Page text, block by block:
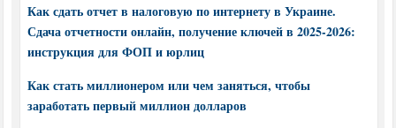
Как сдать отчет в налоговую по интернету в Украине.
Сдача отчетности онлайн, получение ключей в 2025-2026:
инструкция для ФОП и юрлиц
Как стать миллионером или чем заняться, чтобы
заработать первый миллион долларов